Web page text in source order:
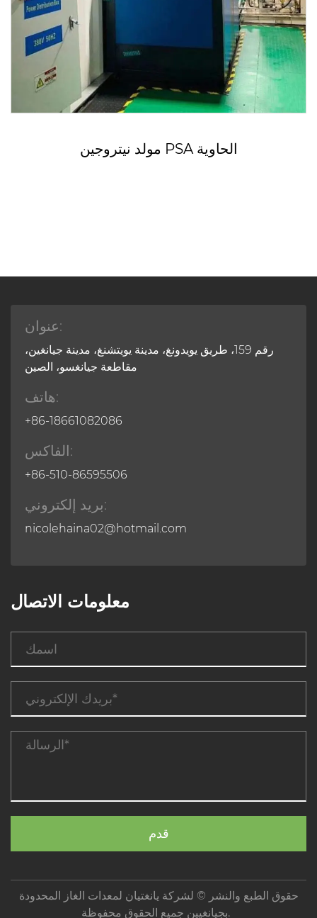
مولد نيتروجين PSA الحاوية
عنوان:
رقم 159، طريق يويدونغ، مدينة يويتشنغ، مدينة جيانغين،
مقاطعة جيانغسو، الصين
هاتف:
+86-18661082086
الفاكس:
+86-510-86595506
بريد إلكتروني:
nicolehaina02@hotmail.com
معلومات الاتصال
حقوق الطبع والنشر © لشركة يانغتيان لمعدات الغاز المحدودة
بجيانغيين جميع الحقوق محفوظة.